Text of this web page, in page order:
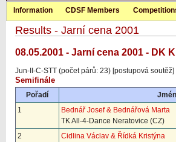
Information CDSF Members
Results - Jarní cena 2001
08.05.2001 - Jarní cena 2001 - DK
Jun-II-C-STT (počet párů: 23) [postupová soutěž]
Semifinále
Pořadí
1
Bednář Josef & Bednářová Marta
TK All-4-Dance Neratovice (CZ)
2
Cidlina Václav & Řídká Kristýna